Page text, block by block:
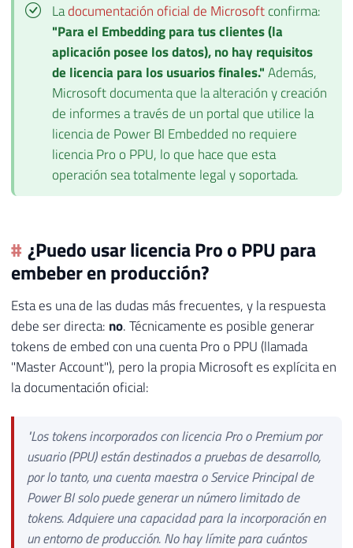
Ladocumentación oficial de Microsoftconfirma:
"Para el Embedding para tus clientes (la
aplicación posee los datos), no hay requisitos
de licencia para los usuarios finales."Además,
Microsoft documenta que la alteración y creación
de informes a través de un portal que utilice la
licencia de Power BI Embedded no requiere
licencia Pro o PPU, lo que hace que esta
operación sea totalmente legal y soportada.
¿Puedo usar licencia Pro o PPU para
embeber en producción?
Esta es una de las dudas más frecuentes, y la respuesta
debe ser directa: no. Técnicamente es posible generar
tokens de embed con una cuenta Pro o PPU (llamada
"Master Account"), pero la propia Microsoft es explícita en
la documentación oficial:
"Los tokens incorporados con licencia Pro o Premium por
usuario (PPU) están destinados a pruebas de desarrollo,
por lo tanto, una cuenta maestra o Service Principal de
Power BI solo puede generar un número limitado de
tokens. Adquiere una capacidad para la incorporación en
un entorno de producción. No hay límite para cuántos